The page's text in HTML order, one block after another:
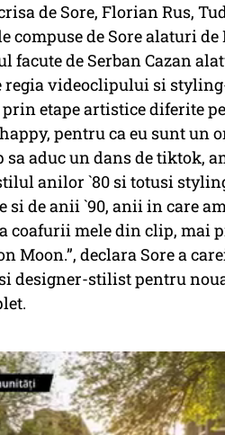
de Sore, Florian Rus,
compuse de Sore alaturi
de Serban Cazan
regia videoclipului si
etape artistice diferite
pentru ca eu sunt un
aduc un dans de tiktok,
anilor `80 si totusi
si de anii `90, anii in care
coafurii mele din clip, mai
Moon.”, declara Sore a
designer-stilist pentru